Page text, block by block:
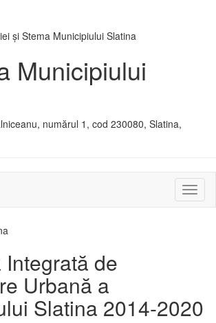
Municipiului
numărul 1, cod 230080, Slatina,
sau
de
Urbană a
Slatina 2014-2020